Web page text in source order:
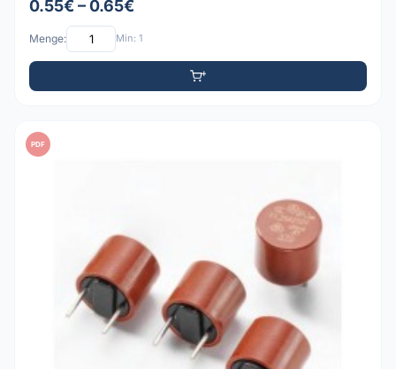
0.55€ – 0.65€
Menge: Min: 1
PDF